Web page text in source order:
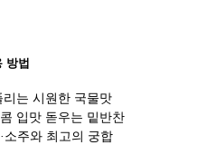
방법
는 시원한 국물맛
입맛 돋우는 밑반찬
소주와 최고의 궁합